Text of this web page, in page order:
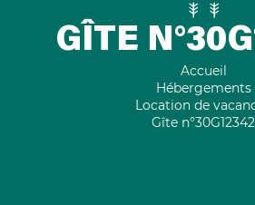
GÎTE
Accueil
Hébergements
Location de
Gîte n°30G12342